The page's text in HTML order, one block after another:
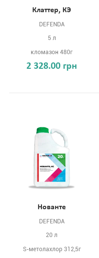
Клаттер, КЭ
DEFENDA
5 л
кломазон 480г
2 328.00 грн
Нованте
DEFENDA
20 л
S-метолахлор 312,5г